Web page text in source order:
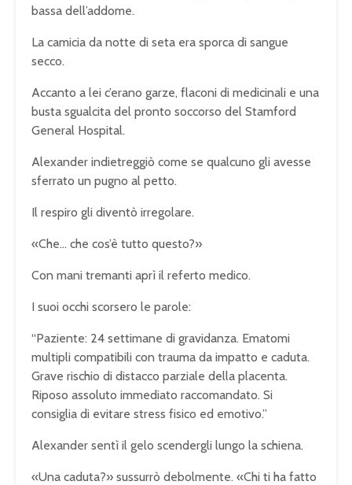
bassa dell’addome.
La camicia da notte di seta era sporca di sangue
secco.
Accanto a lei c’erano garze, flaconi di medicinali e una
busta sgualcita del pronto soccorso del Stamford
General Hospital.
Alexander indietreggiò come se qualcuno gli avesse
sferrato un pugno al petto.
Il respiro gli diventò irregolare.
«Che… che cos’è tutto questo?»
Con mani tremanti aprì il referto medico.
I suoi occhi scorsero le parole:
“Paziente: 24 settimane di gravidanza. Ematomi
multipli compatibili con trauma da impatto e caduta.
Grave rischio di distacco parziale della placenta.
Riposo assoluto immediato raccomandato. Si
consiglia di evitare stress fisico ed emotivo.”
Alexander sentì il gelo scendergli lungo la schiena.
«Una caduta?» sussurrò debolmente. «Chi ti ha fatto